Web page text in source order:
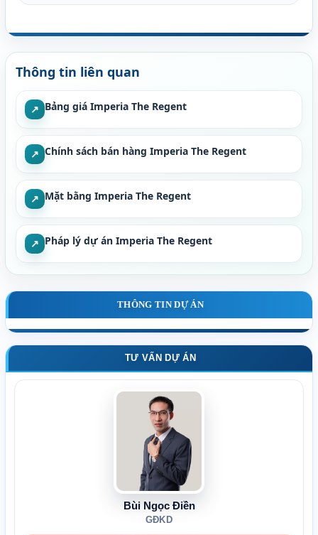
Thông tin liên quan
↗ Bảng giá Imperia The Regent
↗ Chính sách bán hàng Imperia The Regent
↗ Mặt bằng Imperia The Regent
↗ Pháp lý dự án Imperia The Regent
THÔNG TIN DỰ ÁN
TƯ VẤN DỰ ÁN
Bùi Ngọc Điền
GĐKD